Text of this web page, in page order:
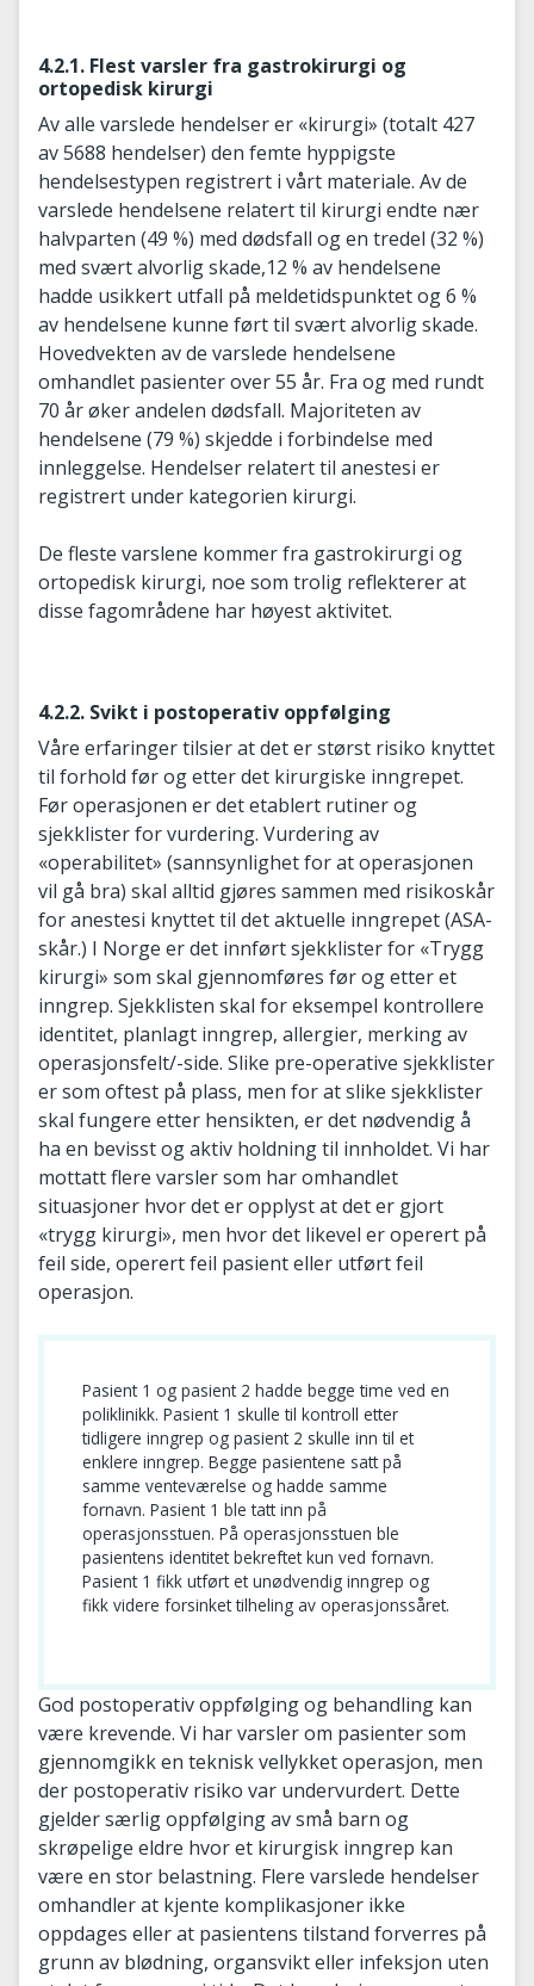
4.2.1. Flest varsler fra gastrokirurgi og
ortopedisk kirurgi
Av alle varslede hendelser er «kirurgi» (totalt 427
av 5688 hendelser) den femte hyppigste
hendelsestypen registrert i vårt materiale. Av de
varslede hendelsene relatert til kirurgi endte nær
halvparten (49 %) med dødsfall og en tredel (32 %)
med svært alvorlig skade,12 % av hendelsene
hadde usikkert utfall på meldetidspunktet og 6 %
av hendelsene kunne ført til svært alvorlig skade.
Hovedvekten av de varslede hendelsene
omhandlet pasienter over 55 år. Fra og med rundt
70 år øker andelen dødsfall. Majoriteten av
hendelsene (79 %) skjedde i forbindelse med
innleggelse. Hendelser relatert til anestesi er
registrert under kategorien kirurgi.
De fleste varslene kommer fra gastrokirurgi og
ortopedisk kirurgi, noe som trolig reflekterer at
disse fagområdene har høyest aktivitet.
4.2.2. Svikt i postoperativ oppfølging
Våre erfaringer tilsier at det er størst risiko knyttet
til forhold før og etter det kirurgiske inngrepet.
Før operasjonen er det etablert rutiner og
sjekklister for vurdering. Vurdering av
«operabilitet» (sannsynlighet for at operasjonen
vil gå bra) skal alltid gjøres sammen med risikoskår
for anestesi knyttet til det aktuelle inngrepet (ASA-
skår.) I Norge er det innført sjekklister for «Trygg
kirurgi» som skal gjennomføres før og etter et
inngrep. Sjekklisten skal for eksempel kontrollere
identitet, planlagt inngrep, allergier, merking av
operasjonsfelt/-side. Slike pre-operative sjekklister
er som oftest på plass, men for at slike sjekklister
skal fungere etter hensikten, er det nødvendig å
ha en bevisst og aktiv holdning til innholdet. Vi har
mottatt flere varsler som har omhandlet
situasjoner hvor det er opplyst at det er gjort
«trygg kirurgi», men hvor det likevel er operert på
feil side, operert feil pasient eller utført feil
operasjon.
Pasient 1 og pasient 2 hadde begge time ved en
poliklinikk. Pasient 1 skulle til kontroll etter
tidligere inngrep og pasient 2 skulle inn til et
enklere inngrep. Begge pasientene satt på
samme venteværelse og hadde samme
fornavn. Pasient 1 ble tatt inn på
operasjonsstuen. På operasjonsstuen ble
pasientens identitet bekreftet kun ved fornavn.
Pasient 1 fikk utført et unødvendig inngrep og
fikk videre forsinket tilheling av operasjonssåret.
God postoperativ oppfølging og behandling kan
være krevende. Vi har varsler om pasienter som
gjennomgikk en teknisk vellykket operasjon, men
der postoperativ risiko var undervurdert. Dette
gjelder særlig oppfølging av små barn og
skrøpelige eldre hvor et kirurgisk inngrep kan
være en stor belastning. Flere varslede hendelser
omhandler at kjente komplikasjoner ikke
oppdages eller at pasientens tilstand forverres på
grunn av blødning, organsvikt eller infeksjon uten